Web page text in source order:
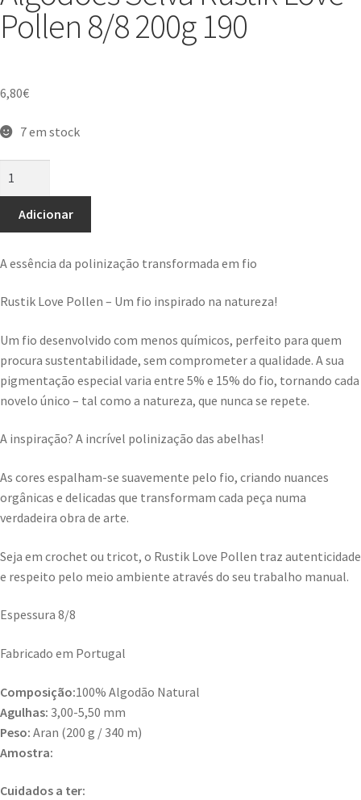
Pollen 8/8 200g 190
6,80€
7 em stock
Adicionar
A essência da polinização transformada em fio
Rustik Love Pollen – Um fio inspirado na natureza!
Um fio desenvolvido com menos químicos, perfeito para quem
procura sustentabilidade, sem comprometer a qualidade. A sua
pigmentação especial varia entre 5% e 15% do fio, tornando cada
novelo único – tal como a natureza, que nunca se repete.
A inspiração? A incrível polinização das abelhas!
As cores espalham-se suavemente pelo fio, criando nuances
orgânicas e delicadas que transformam cada peça numa
verdadeira obra de arte.
Seja em crochet ou tricot, o Rustik Love Pollen traz autenticidade
e respeito pelo meio ambiente através do seu trabalho manual.
Espessura 8/8
Fabricado em Portugal
Composição:100% Algodão Natural
Agulhas: 3,00-5,50 mm
Peso: Aran (200 g / 340 m)
Amostra:
Cuidados a ter: